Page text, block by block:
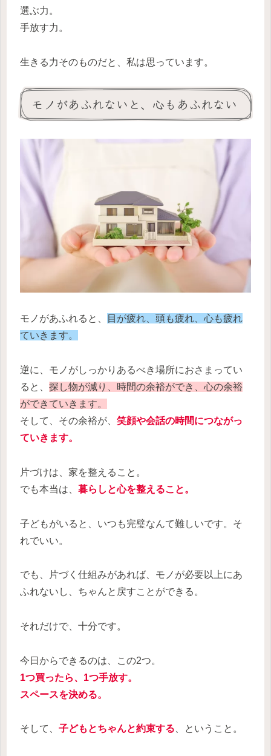
選ぶ力。
手放す力。
生きる力そのものだと、私は思っています。
モノがあふれないと、心もあふれない
モノがあふれると、
目が疲れ、頭も疲れ、心も疲れ
ていきます。
逆に、モノがしっかりあるべき場所におさまってい
ると、 探し物が減り、時間の余裕ができ、心の余裕
ができていきます。
そして、その余裕が、 笑顔や会話の時間につながっ
ていきます。
片づけは、家を整えること。
でも本当は、 暮らしと心を整えること。
子どもがいると、いつも完璧なんて難しいです。そ
れでいい。
でも、片づく仕組みがあれば、モノが必要以上にあ
ふれないし、ちゃんと戻すことができる。
それだけで、十分です。
今日からできるのは、この2つ。
1つ買ったら、1つ手放す。
スペースを決める。
そして、 子どもとちゃんと約束する 、ということ。